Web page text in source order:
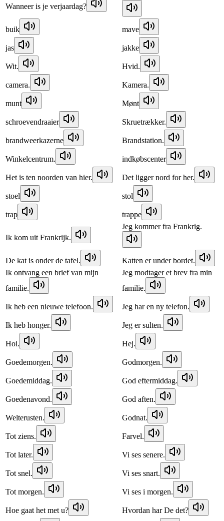
Wanneer is je verjaardag?
buik mave
jas jakke
Wit. Hvid.
camera. Kamera.
munt Mønt
schroevendraaier Skruetrækker.
brandweerkazerne Brandstation.
Winkelcentrum. indkøbscenter
Het is ten noorden van hier. Det ligger nord for her.
stoel stol
trap trappe
Ik kom uit Frankrijk.
Jeg kommer fra Frankrig.
De kat is onder de tafel.
Katten er under bordet.
Ik ontvang een brief van mijn
familie.
Jeg modtager et brev fra min
familie.
Ik heb een nieuwe telefoon. Jeg har en ny telefon.
Ik heb honger. Jeg er sulten.
Hoi. Hej.
Goedemorgen. Godmorgen.
Goedemiddag. God eftermiddag.
Goedenavond. God aften.
Welterusten. Godnat.
Tot ziens. Farvel.
Tot later. Vi ses senere.
Tot snel. Vi ses snart.
Tot morgen. Vi ses i morgen.
Hoe gaat het met u? Hvordan har De det?